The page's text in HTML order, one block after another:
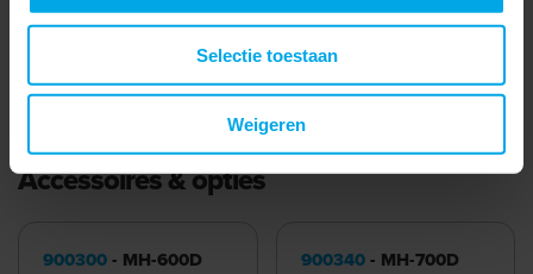
Selectie toestaan
Weigeren
Meer laden
Accessoires & opties
900300- MH-600D 900340- MH-700D